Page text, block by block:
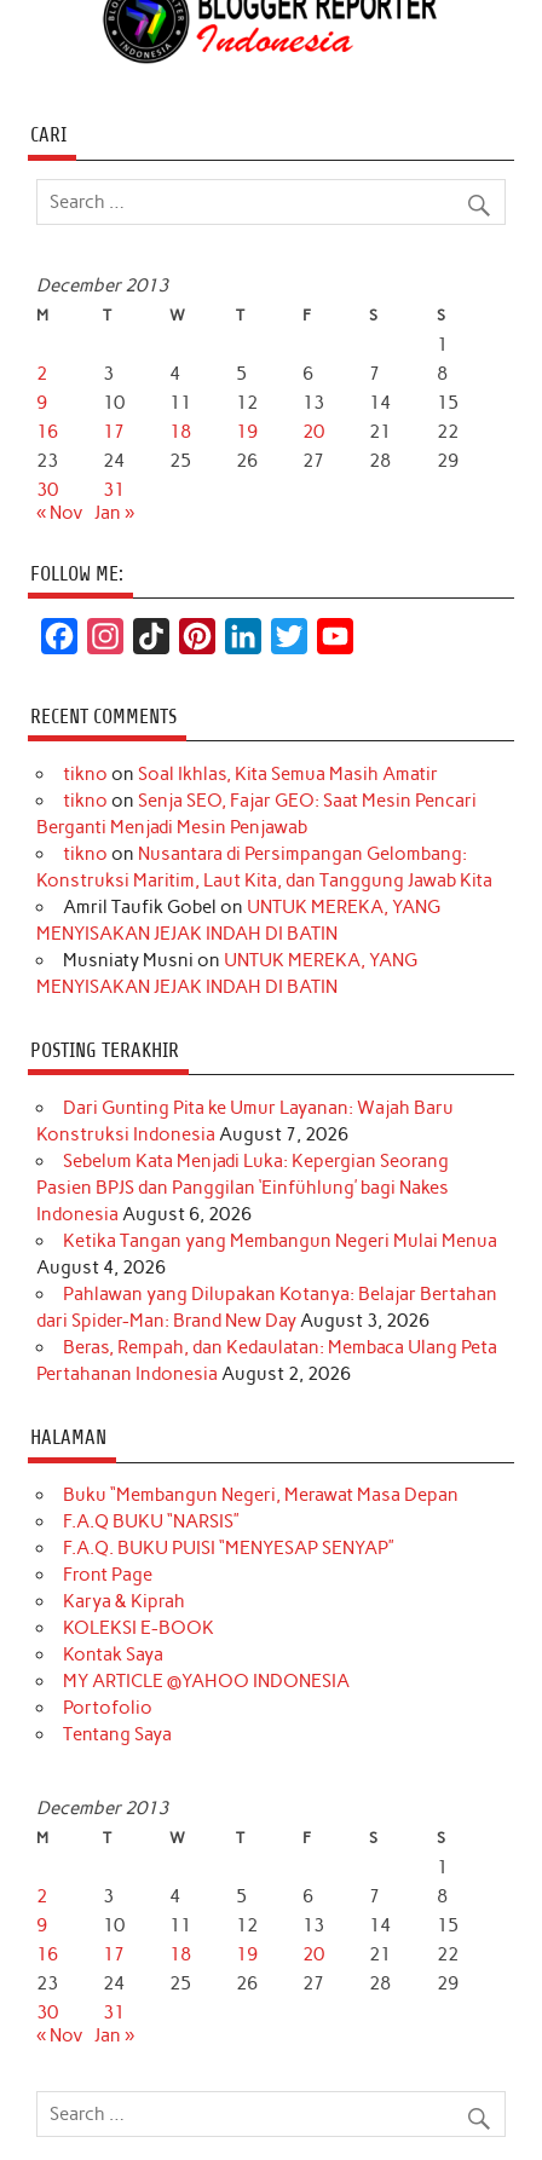
CARI
December 2013
M T W T F S S
1
2
3 4 5 6 7
8
9
10 11 12 13 14
15
16
17 18 19 20 21
22
23
24 25 26 27 28
29
30
31
« Nov Jan »
FOLLOW ME:
c
e
b
o
k
s
t
a
r
a
m
k
T
o
k
t
e
r
e
s
t
k
e
d
I
n
t
t
r
T
u
e
RECENT COMMENTS
tikno on Soal Ikhlas, Kita Semua Masih Amatir
tikno on Senja SEO, Fajar GEO: Saat Mesin Pencari
Berganti Menjadi Mesin Penjawab
tikno on Nusantara di Persimpangan Gelombang:
Konstruksi Maritim, Laut Kita, dan Tanggung Jawab Kita
Amril Taufik Gobel on UNTUK MEREKA, YANG
MENYISAKAN JEJAK INDAH DI BATIN
Musniaty Musni on UNTUK MEREKA, YANG
MENYISAKAN JEJAK INDAH DI BATIN
POSTING TERAKHIR
Dari Gunting Pita ke Umur Layanan: Wajah Baru
Konstruksi Indonesia August 7, 2026
Sebelum Kata Menjadi Luka: Kepergian Seorang
Pasien BPJS dan Panggilan ‘Einfühlung’ bagi Nakes
Indonesia August 6, 2026
Ketika Tangan yang Membangun Negeri Mulai Menua
August 4, 2026
Pahlawan yang Dilupakan Kotanya: Belajar Bertahan
dari Spider-Man: Brand New DayAugust 3, 2026
Beras, Rempah, dan Kedaulatan: Membaca Ulang Peta
Pertahanan Indonesia August 2, 2026
HALAMAN
Buku “Membangun Negeri, Merawat Masa Depan
F.A.Q BUKU “NARSIS”
F.A.Q. BUKU PUISI “MENYESAP SENYAP”
Front Page
Karya & Kiprah
KOLEKSI E-BOOK
Kontak Saya
MY ARTICLE @YAHOO INDONESIA
Portofolio
Tentang Saya
December 2013
M T W T F S S
1
2
3 4 5 6 7
8
9
10 11 12 13 14
15
16
17 18 19 20 21
22
23
24 25 26 27 28
29
30
31
« Nov Jan »